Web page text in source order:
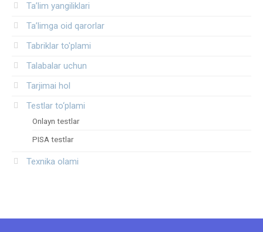
Ta’lim yangiliklari
Ta’limga oid qarorlar
Tabriklar to'plami
Talabalar uchun
Tarjimai hol
Testlar to‘plami
Onlayn testlar
PISA testlar
Texnika olami